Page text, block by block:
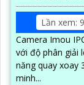
Lần xem:
Camera Imou
với độ phân giải lên đến
năng quay xoay
minh...